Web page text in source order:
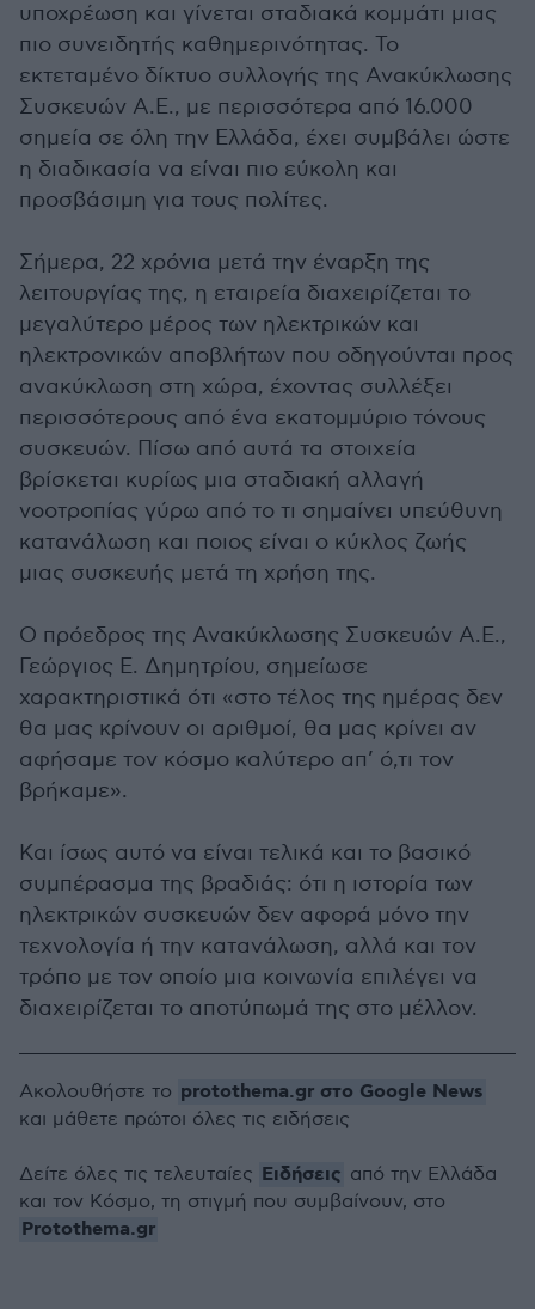
υποχρέωση και γίνεται σταδιακά κομμάτι μιας
πιο συνειδητής καθημερινότητας. Το
εκτεταμένο δίκτυο συλλογής της Ανακύκλωσης
Συσκευών Α.Ε., με περισσότερα από 16.000
σημεία σε όλη την Ελλάδα, έχει συμβάλει ώστε
η διαδικασία να είναι πιο εύκολη και
προσβάσιμη για τους πολίτες.
Σήμερα, 22 χρόνια μετά την έναρξη της
λειτουργίας της, η εταιρεία διαχειρίζεται το
μεγαλύτερο μέρος των ηλεκτρικών και
ηλεκτρονικών αποβλήτων που οδηγούνται προς
ανακύκλωση στη χώρα, έχοντας συλλέξει
περισσότερους από ένα εκατομμύριο τόνους
συσκευών. Πίσω από αυτά τα στοιχεία
βρίσκεται κυρίως μια σταδιακή αλλαγή
νοοτροπίας γύρω από το τι σημαίνει υπεύθυνη
κατανάλωση και ποιος είναι ο κύκλος ζωής
μιας συσκευής μετά τη χρήση της.
Ο πρόεδρος της Ανακύκλωσης Συσκευών Α.Ε.,
Γεώργιος Ε. Δημητρίου, σημείωσε
χαρακτηριστικά ότι «στο τέλος της ημέρας δεν
θα μας κρίνουν οι αριθμοί, θα μας κρίνει αν
αφήσαμε τον κόσμο καλύτερο απ’ ό,τι τον
βρήκαμε».
Και ίσως αυτό να είναι τελικά και το βασικό
συμπέρασμα της βραδιάς: ότι η ιστορία των
ηλεκτρικών συσκευών δεν αφορά μόνο την
τεχνολογία ή την κατανάλωση, αλλά και τον
τρόπο με τον οποίο μια κοινωνία επιλέγει να
διαχειρίζεται το αποτύπωμά της στο μέλλον.
Ακολουθήστε το protothema.gr στο Google News
και μάθετε πρώτοι όλες τις ειδήσεις
Δείτε όλες τις τελευταίες Ειδήσεις από την Ελλάδα
και τον Κόσμο, τη στιγμή που συμβαίνουν, στο
Protothema.gr